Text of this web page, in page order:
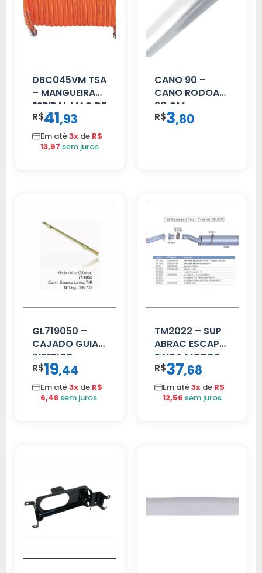
DBC045VM TSA
– MANGUEIRA
ESPIRAL MAO DE
AMIGO UNIV 16
MM 4.5MTS
VERMELHA
R$41,93
Em até3x de R$
13,97 sem juros
CANO 90 –
CANO RODOAR
90 CM
R$3,80
GL719050 –
CAJADO GUIA
INFERIOR
SCANIA T/R
112/113 MENOR
R$19,44
Em até3x de R$
6,48 sem juros
TM2022 – SUP
ABRAC ESCAP
SAIDA MOTOR
VW TITAN
R$37,68
Em até3x de R$
12,56 sem juros